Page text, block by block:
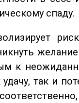
спаду.
к
так и